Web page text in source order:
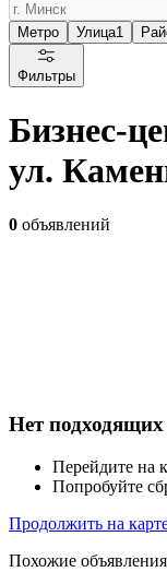
Метро Улица1
Фильтры
Бизнес-
ул.
0 объявлений
Нет
Перейдите на
Попробуйте
Продолжить на
Похожие объявления